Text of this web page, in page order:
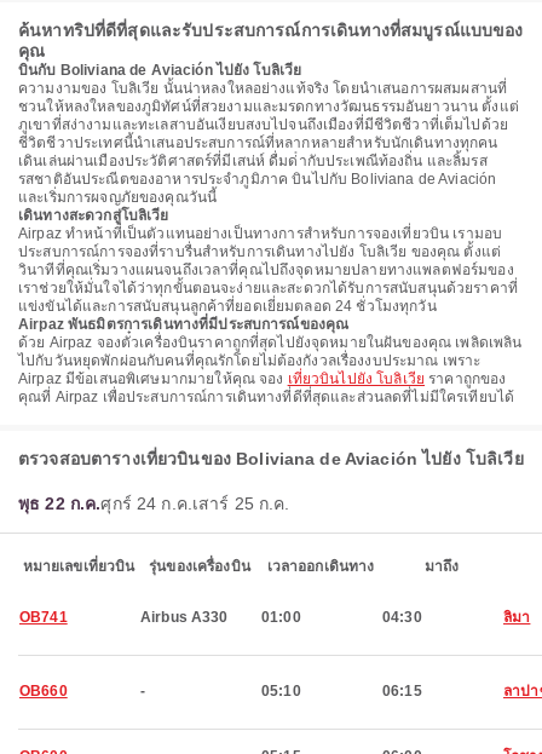
ค้นหาทริปที่ดีที่สุดและรับประสบการณ์การเดินทางที่สมบูรณ์แบบของ
คุณ
บินกับ Boliviana de Aviación ไปยัง โบลิเวีย
ความงามของ โบลิเวีย นั้นน่าหลงใหลอย่างแท้จริง โดยนําเสนอการผสมผสานที่
ชวนให้หลงใหลของภูมิทัศน์ที่สวยงามและมรดกทางวัฒนธรรมอันยาวนาน ตั้งแต่
ภูเขาที่สง่างามและทะเลสาบอันเงียบสงบไปจนถึงเมืองที่มีชีวิตชีวาที่เต็มไปด้วย
ชีวิตชีวาประเทศนี้นําเสนอประสบการณ์ที่หลากหลายสําหรับนักเดินทางทุกคน
เดินเล่นผ่านเมืองประวัติศาสตร์ที่มีเสน่ห์ ดื่มด่ํากับประเพณีท้องถิ่น และลิ้มรส
รสชาติอันประณีตของอาหารประจําภูมิภาค บินไปกับ Boliviana de Aviación
และเริ่มการผจญภัยของคุณวันนี้
เดินทางสะดวกสู่โบลิเวีย
Airpaz ทําหน้าที่เป็นตัวแทนอย่างเป็นทางการสําหรับการจองเที่ยวบิน เรามอบ
ประสบการณ์การจองที่ราบรื่นสําหรับการเดินทางไปยัง โบลิเวีย ของคุณ ตั้งแต่
วินาทีที่คุณเริ่มวางแผนจนถึงเวลาที่คุณไปถึงจุดหมายปลายทางแพลตฟอร์มของ
เราช่วยให้มั่นใจได้ว่าทุกขั้นตอนจะง่ายและสะดวกได้รับการสนับสนุนด้วยราคาที่
แข่งขันได้และการสนับสนุนลูกค้าที่ยอดเยี่ยมตลอด 24 ชั่วโมงทุกวัน
Airpaz พันธมิตรการเดินทางที่มีประสบการณ์ของคุณ
ด้วย Airpaz จองตั๋วเครื่องบินราคาถูกที่สุดไปยังจุดหมายในฝันของคุณ เพลิดเพลิน
ไปกับวันหยุดพักผ่อนกับคนที่คุณรักโดยไม่ต้องกังวลเรื่องงบประมาณ เพราะ
Airpaz มีข้อเสนอพิเศษมากมายให้คุณ จอง เที่ยวบินไปยัง โบลิเวีย ราคาถูกของ
คุณที่ Airpaz เพื่อประสบการณ์การเดินทางที่ดีที่สุดและส่วนลดที่ไม่มีใครเทียบได้
ตรวจสอบตารางเที่ยวบินของ Boliviana de Aviación ไปยัง โบลิเวีย
พุธ 22 ก.ค.ศุกร์ 24 ก.ค. เสาร์ 25 ก.ค.
หมายเลขเที่ยวบิน รุ่นของเครื่องบิน เวลาออกเดินทาง มาถึง
OB741 Airbus A330 01:00 04:30 ลิมา
OB660 - 05:10 06:15 ลาป